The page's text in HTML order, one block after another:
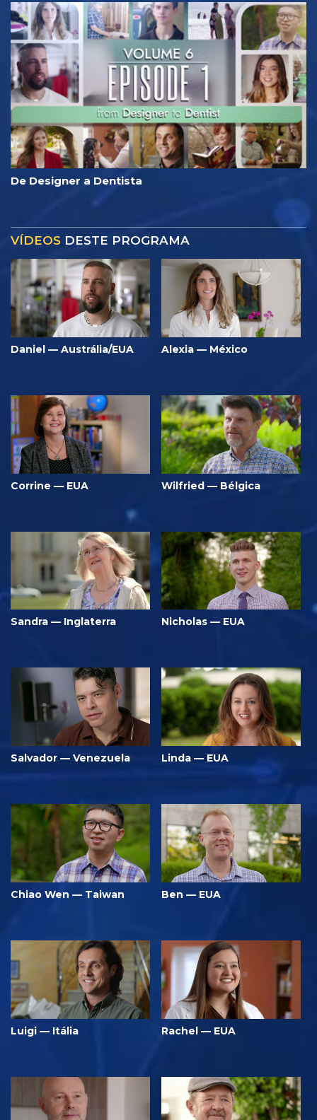
De Designer a Dentista
VÍDEOS DESTE PROGRAMA
Daniel — Austrália/EUA Alexia — México
Corrine — EUA Wilfried — Bélgica
Sandra — Inglaterra Nicholas — EUA
Salvador — Venezuela Linda — EUA
Chiao Wen — Taiwan Ben — EUA
Luigi — Itália Rachel — EUA